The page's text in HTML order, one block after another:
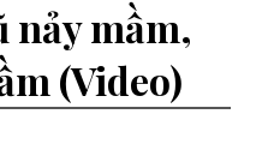
nảy mầm,
(Video)